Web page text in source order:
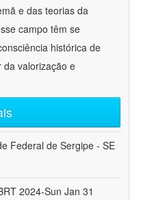
e das teorias da
campo têm se
histórica de
da valorização e
Federal de Sergipe - SE
2024-Sun Jan 31